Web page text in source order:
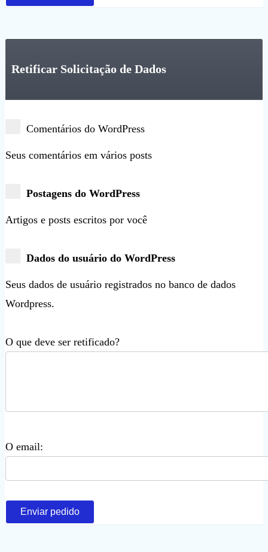
Retificar Solicitação de Dados
Comentários do WordPress
Seus comentários em vários posts
Postagens do WordPress
Artigos e posts escritos por você
Dados do usuário do WordPress
Seus dados de usuário registrados no banco de dados
Wordpress.
O que deve ser retificado?
O email:
Enviar pedido